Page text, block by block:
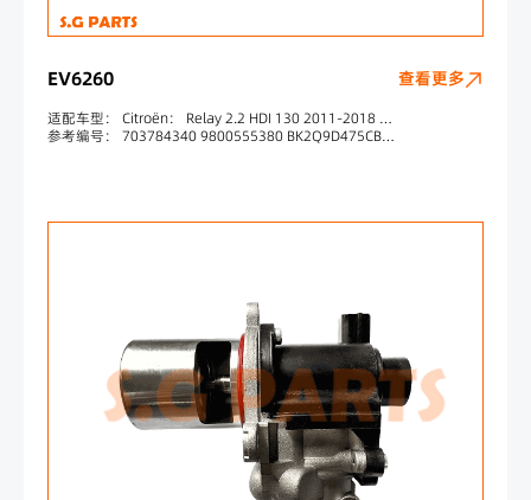
EV6260
适配车型： Citroën： Relay 2.2 HDI 130 2011-2018 Ford： Ranger 2.2 TDCi 2011-2018 Ranger 2.2 TDCi 4x4 2011-2018 Ranger 2.2 TDCi 4x4 2011-2018 Ranger 3.2 TDCi 4x4 2011-2018 Transit 2.2 TDCi 2011-2014 Transit 2.2 TDCi 4x4 2011-2014 Transit 2.2 TDCi RWD
参考编号： 703784340 9800555380 BK2Q9D475CB BK2Q9D475CC FB3Q9D475AA BZ2Z9D475A BK2Q9D475CD FB3Q9D475AC FB3Z-9D475-C
查看更多